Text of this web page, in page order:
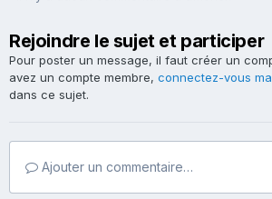
Rejoindre le sujet et participer
Pour poster un message, il faut créer un
avez un compte membre, connectez-vous
dans ce sujet.
Ajouter un commentaire…